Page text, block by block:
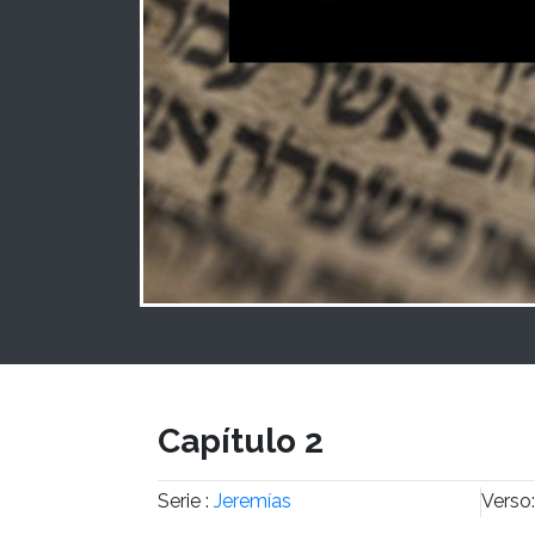
Capítulo 2
Serie : Jeremías Verso: